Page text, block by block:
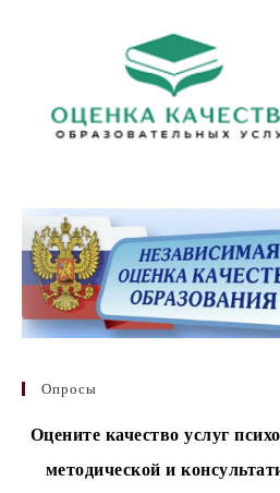
Опросы
Оцените качество услуг
методической и